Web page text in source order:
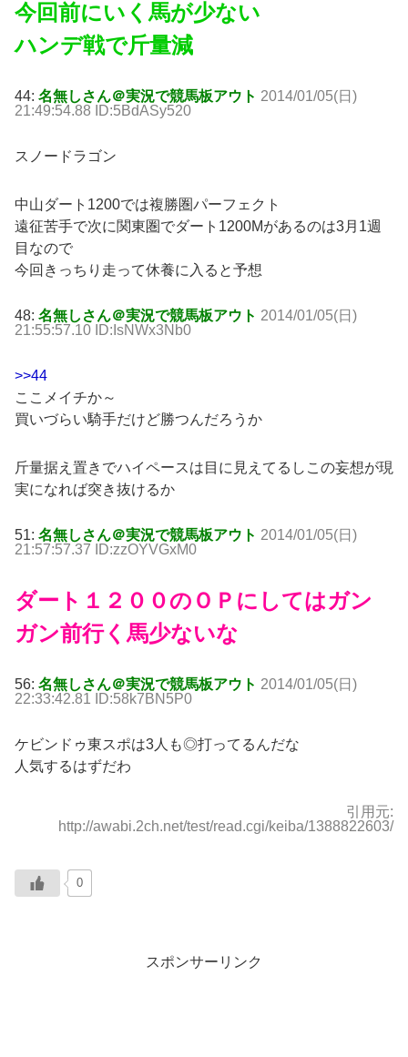
今回前にいく馬が少ない
ハンデ戦で斤量減
44: 名無しさん＠実況で競馬板アウト 2014/01/05(日)
21:49:54.88 ID:5BdASy520
スノードラゴン
中山ダート1200では複勝圏パーフェクト
遠征苦手で次に関東圏でダート1200Mがあるのは3月1週
目なので
今回きっちり走って休養に入ると予想
48: 名無しさん＠実況で競馬板アウト 2014/01/05(日)
21:55:57.10 ID:IsNWx3Nb0
>>44
ここメイチか～
買いづらい騎手だけど勝つんだろうか
斤量据え置きでハイペースは目に見えてるしこの妄想が現
実になれば突き抜けるか
51: 名無しさん＠実況で競馬板アウト 2014/01/05(日)
21:57:57.37 ID:zzOYVGxM0
ダート１２００のＯＰにしてはガン
ガン前行く馬少ないな
56: 名無しさん＠実況で競馬板アウト 2014/01/05(日)
22:33:42.81 ID:58k7BN5P0
ケビンドゥ東スポは3人も◎打ってるんだな
人気するはずだわ
引用元:
http://awabi.2ch.net/test/read.cgi/keiba/1388822603/
0
スポンサーリンク